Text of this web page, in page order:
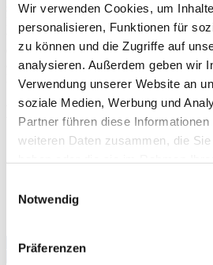
Wir verwenden Cookies, um
personalisieren, Funktionen für
zu können und die Zugriffe auf
analysieren. Außerdem geben wir
Verwendung unserer Website an
soziale Medien, Werbung und
Partner führen diese
weiteren Daten zusammen, die
Notwendig
Präferenzen
stylische Ausführung erlaubt einen
Freie, denn sie kommt völlig ohne
wird in vorhandene Konstruktionen wie
eingebaut. Dabei kann es komplett
angebracht werden. Verfügbar sind
Lamaxa L60 und L70.
Brillante Extras
Heizstrahler
Bedienung mittels WMS Sender
Automatische Steuerung mit der
Weitere Informationen zu
Lamellendächer